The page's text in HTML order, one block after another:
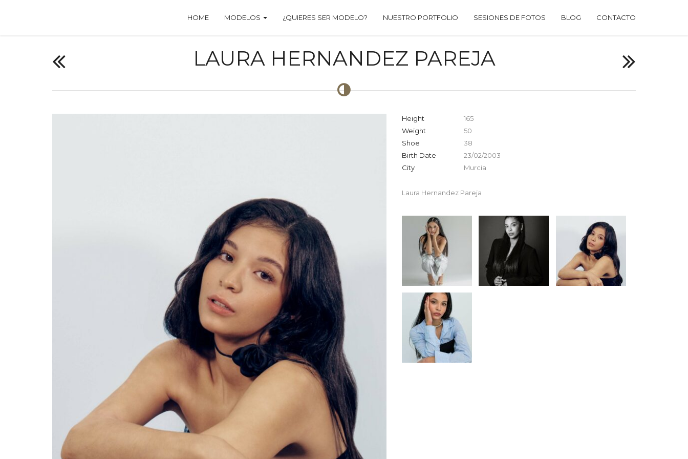
HOME MODELOS ¿QUIERES SER MODELO? NUESTRO PORTFOLIO SESIONES DE FOTOS BLOG CONTACTO
LAURA HERNANDEZ PAREJA
Height
165
Weight
50
Shoe
38
Birth Date
23/02/2003
City
Murcia
Laura Hernandez Pareja